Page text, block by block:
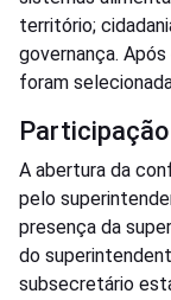
território;
governança.
foram
A abertura da
pelo
presença da
do
subsecretário